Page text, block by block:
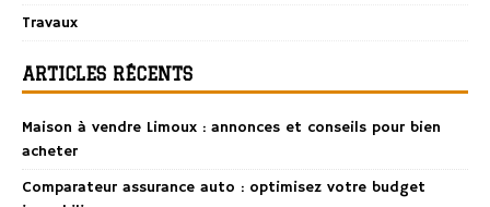
Travaux
ARTICLES RÉCENTS
Maison à vendre Limoux : annonces et conseils pour bien
acheter
Comparateur assurance auto : optimisez votre budget